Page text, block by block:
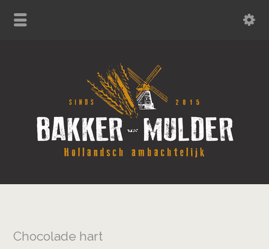
Chocolade hart